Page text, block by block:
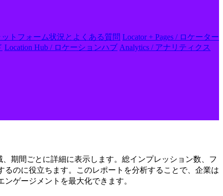
ットフォーム状況とよくある質問 Locator + Pages / ロケーター
Location Hub / ロケーションハブ Analytics / アナリティクス
期間ごとに詳細に表示します。総インプレッション数、フ
のに役立ちます。このレポートを分析することで、企業は
ゲージメントを最大化できます。